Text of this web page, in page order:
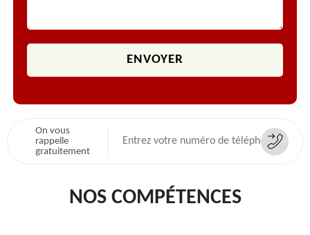
On vous
rappelle
gratuitement
NOS COMPÉTENCES